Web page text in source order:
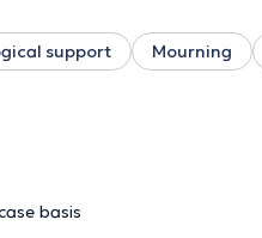
support Mourning
basis